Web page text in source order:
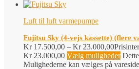
Luft til luft varmepumpe
Fujitsu Sky (4-vejs kassette) (flere
Kr17.500,00 – Kr23.000,00
Kr 23.000,00 Vælg muligheder
Mulighederne kan vælges på